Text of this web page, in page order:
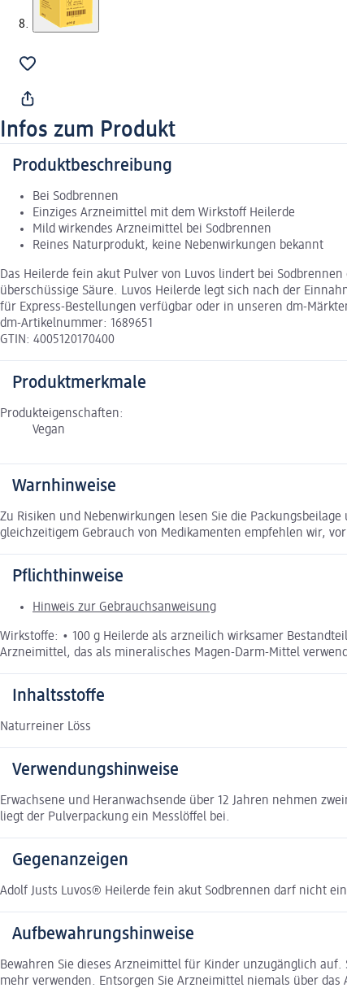
Infos zum Produkt
Produktbeschreibung
Bei Sodbrennen
Einziges Arzneimittel mit dem Wirkstoff Heilerde
Mild wirkendes Arzneimittel bei Sodbrennen
Reines Naturprodukt, keine Nebenwirkungen bekannt
Das Heilerde fein akut Pulver von Luvos lindert bei
überschüssige Säure. Luvos Heilerde legt sich nach der
für Express-Bestellungen verfügbar oder in unseren dm-
dm-Artikelnummer: 1689651
GTIN: 4005120170400
Produktmerkmale
Produkteigenschaften:
Vegan
Warnhinweise
Zu Risiken und Nebenwirkungen lesen Sie die
gleichzeitigem Gebrauch von Medikamenten empfehlen wir,
Pflichthinweise
Hinweis zur Gebrauchsanweisung
Wirkstoffe: • 100 g Heilerde als arzneilich wirksamer
Arzneimittel, das als mineralisches Magen-Darm-Mittel
Inhaltsstoffe
Naturreiner Löss
Verwendungshinweise
Erwachsene und Heranwachsende über 12 Jahren nehmen
liegt der Pulverpackung ein Messlöffel bei.
Gegenanzeigen
Adolf Justs Luvos® Heilerde fein akut Sodbrennen darf nicht
Aufbewahrungshinweise
Bewahren Sie dieses Arzneimittel für Kinder unzugänglich
mehr verwenden. Entsorgen Sie Arzneimittel niemals über